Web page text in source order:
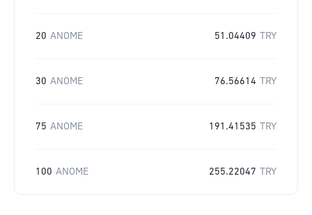
20 ANOME 51.04409 TRY
30 ANOME 76.56614 TRY
75 ANOME 191.41535 TRY
100 ANOME 255.22047 TRY